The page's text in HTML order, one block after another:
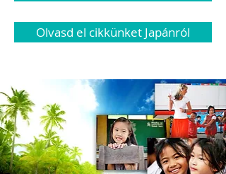
Olvasd el cikkünket Japánról